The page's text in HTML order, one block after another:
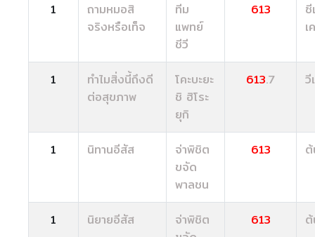
1
ถามหมอสิ
จริงหรือเท็จ
ทีม
แพทย์
ชีวี
613
เ
1
ทำไมสิ่งนี้ถึงดี
ต่อสุขภาพ
โคะบะยะ
ชิ ฮิโระ
ยุกิ
613.7 วี
1 นิทานอีสัส
จ่าพิชิต
ขจัด
พาลชน
613
1 นิยายอีสัส
จ่าพิชิต
613